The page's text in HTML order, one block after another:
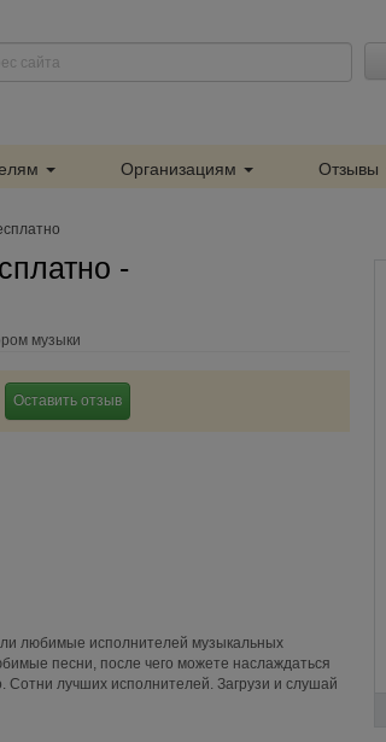
Организациям Отзывы
-
музыки
Оставить отзыв
любимые исполнителей музыкальных
песни, после чего можете наслаждаться
лучших исполнителей. Загрузи и слушай